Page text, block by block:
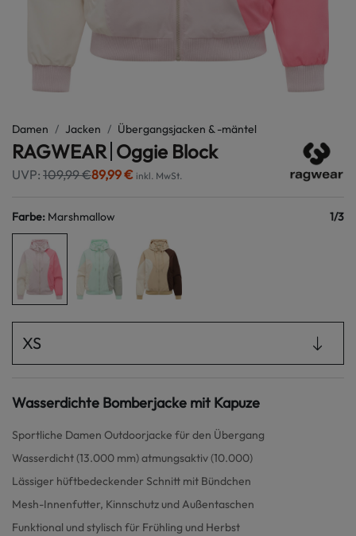
Damen Jacken Übergangsjacken & -mäntel
RAGWEAR Oggie Block
UVP: 109,99 €89,99 € inkl. MwSt.
Farbe: Marshmallow 1/3
XS
Wasserdichte Bomberjacke mit Kapuze
Sportliche Damen Outdoorjacke für den Übergang
Wasserdicht (13.000 mm) atmungsaktiv (10.000)
Lässiger hüftbedeckender Schnitt mit Bündchen
Mesh-Innenfutter, Kinnschutz und Außentaschen
Funktional und stylisch für Frühling und Herbst